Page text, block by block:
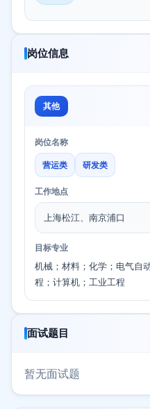
岗位信息
其他
岗位名称
营运类 研发类
工作地点
上海松江、南京浦口
目标专业
机械；材料；化学；电气自
程；计算机；工业工程
面试题目
暂无面试题